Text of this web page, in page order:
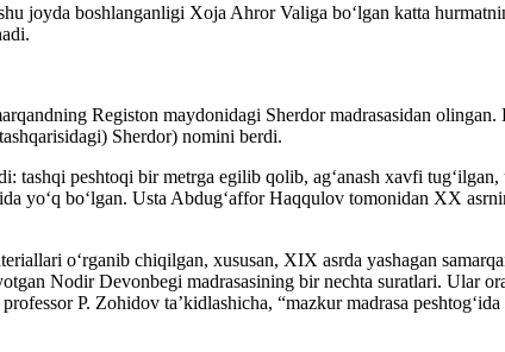
joyda boshlanganligi Xoja Ahror Valiga bo‘lgan katta
Registon maydonidagi Sherdor madrasasidan
Sherdor) nomini berdi.
peshtoqi bir metrga egilib qolib, ag‘anash xavfi
yo‘q bo‘lgan. Usta Abdug‘affor Haqqulov tomonidan XX
o‘rganib chiqilgan, xususan, XIX asrda yashagan
Nodir Devonbegi madrasasining bir nechta suratlari. Ular
P. Zohidov ta’kidlashicha, “mazkur madrasa